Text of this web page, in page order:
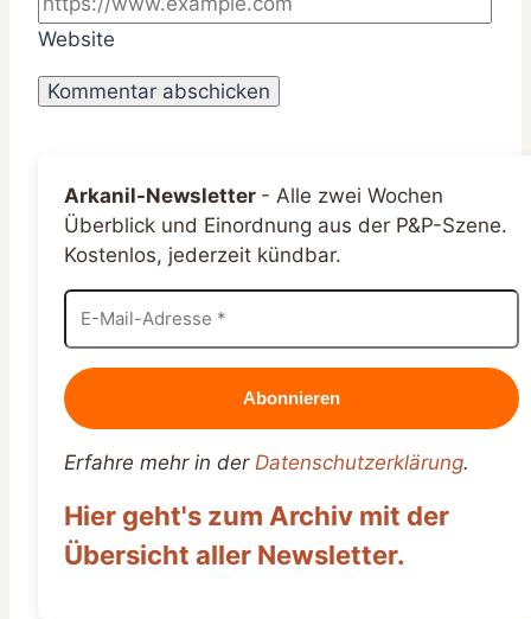
Website
Arkanil-Newsletter - Alle zwei Wochen
Überblick und Einordnung aus der P&P-Szene.
Kostenlos, jederzeit kündbar.
Erfahre mehr in der Datenschutzerklärung.
Hier geht's zum Archiv mit der
Übersicht aller Newsletter.